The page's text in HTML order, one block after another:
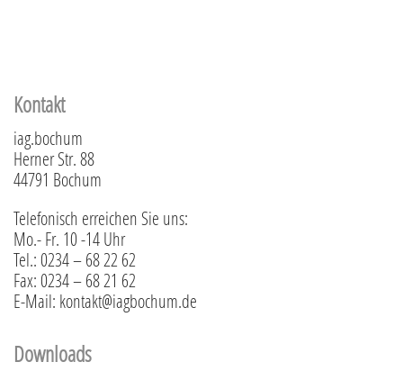
Kontakt
iag.bochum
Herner Str. 88
44791 Bochum
Telefonisch erreichen Sie uns:
Mo.- Fr. 10 -14 Uhr
Tel.: 0234 – 68 22 62
Fax: 0234 – 68 21 62
E-Mail: kontakt@iagbochum.de
Downloads